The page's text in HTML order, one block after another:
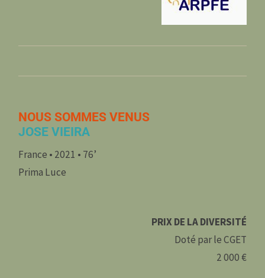
NOUS SOMMES VENUS
JOSE VIEIRA
France • 2021 • 76’
Prima Luce
PRIX DE LA DIVERSITÉ
Doté par le CGET
2 000 €